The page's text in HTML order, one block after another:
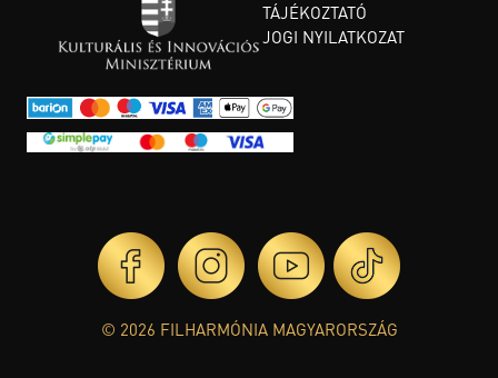
TÁJÉKOZTATÓ
JOGI NYILATKOZAT
© 2026 FILHARMÓNIA MAGYARORSZÁG